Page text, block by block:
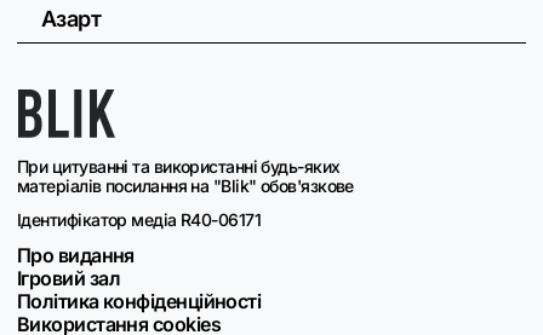
При цитуванні та використанні будь-яких
матеріалів посилання на "Blik" обов'язкове
Ідентифікатор медіа R40-06171
Про видання
Ігровий зал
Політика конфіденційності
Використання cookies
Азарт